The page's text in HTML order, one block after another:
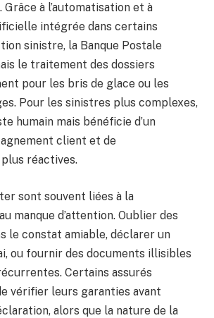
Grâce à l’automatisation et à
intégrée dans certains
sinistre, la Banque Postale
le traitement des dossiers
pour les bris de glace ou les
Pour les sinistres plus complexes,
humain mais bénéficie d’un
client et de
réactives.
sont souvent liées à la
manque d’attention. Oublier des
le constat amiable, déclarer un
ou fournir des documents illisibles
Certains assurés
vérifier leurs garanties avant
alors que la nature de la